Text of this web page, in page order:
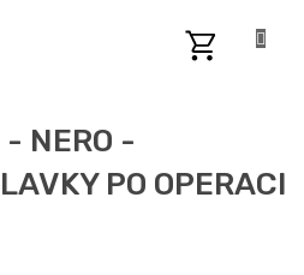
NERO -
PO OPERACI